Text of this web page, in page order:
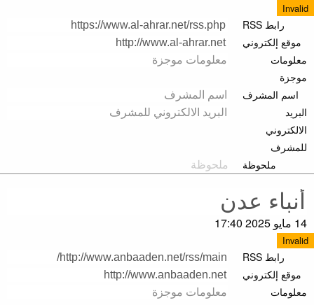
Invalid
رابط RSS
موقع إلكتروني
معلومات
موجزة
اسم المشرف
البريد
الالكتروني
للمشرف
ملحوظة
14 مايو 2025 17:40
Invalid
رابط RSS
موقع إلكتروني
معلومات